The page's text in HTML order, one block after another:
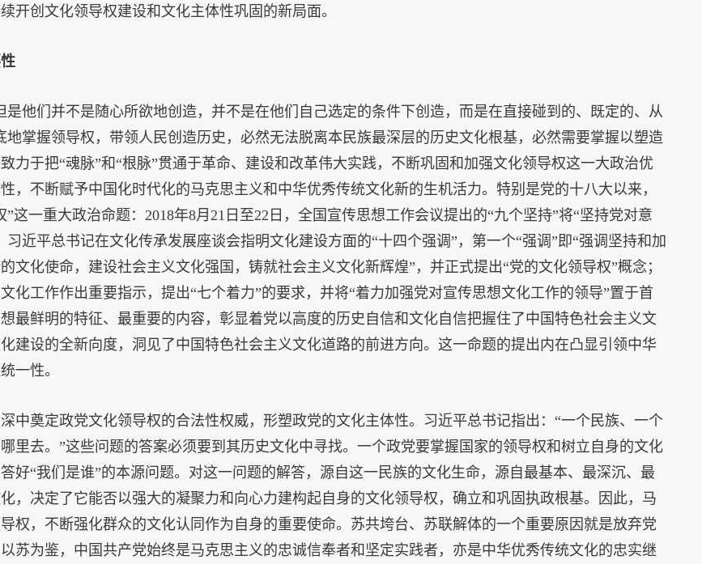
开创文化领导权建设和文化主体性巩固的新局面。
他们并不是随心所欲地创造，并不是在他们自己选定的条件下创造，而是在直接碰到的、既定的、从
掌握领导权，带领人民创造历史，必然无法脱离本民族最深层的历史文化根基，必然需要掌握以塑造
力于把“魂脉”和“根脉”贯通于革命、建设和改革伟大实践，不断巩固和加强文化领导权这一大政治优
，不断赋予中国化时代化的马克思主义和中华优秀传统文化新的生机活力。特别是党的十八大以来，
这一重大政治命题：2018年8月21日至22日，全国宣传思想工作会议提出的“九个坚持”将“坚持党对意
近平总书记在文化传承发展座谈会指明文化建设方面的“十四个强调”，第一个“强调”即“强调坚持和加
文化使命，建设社会主义文化强国，铸就社会主义文化新辉煌”，并正式提出“党的文化领导权”概念；
化工作作出重要指示，提出“七个着力”的要求，并将“着力加强党对宣传思想文化工作的领导”置于首
最鲜明的特征、最重要的内容，彰显着党以高度的历史自信和文化自信把握住了中国特色社会主义文
建设的全新向度，洞见了中国特色社会主义文化道路的前进方向。这一命题的提出内在凸显引领中华
一性。
中奠定政党文化领导权的合法性权威，形塑政党的文化主体性。习近平总书记指出：“一个民族、一个
里去。”这些问题的答案必须要到其历史文化中寻找。一个政党要掌握国家的领导权和树立自身的文化
好“我们是谁”的本源问题。对这一问题的解答，源自这一民族的文化生命，源自最基本、最深沉、最
，决定了它能否以强大的凝聚力和向心力建构起自身的文化领导权，确立和巩固执政根基。因此，马
权，不断强化群众的文化认同作为自身的重要使命。苏共垮台、苏联解体的一个重要原因就是放弃党
苏为鉴，中国共产党始终是马克思主义的忠诚信奉者和坚定实践者，亦是中华优秀传统文化的忠实继